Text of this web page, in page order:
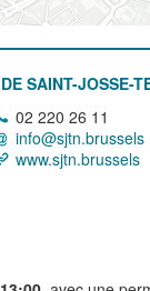
SAINT-JOSSE-
02 220 26 11
info@sjtn.brussels
www.sjtn.brussels